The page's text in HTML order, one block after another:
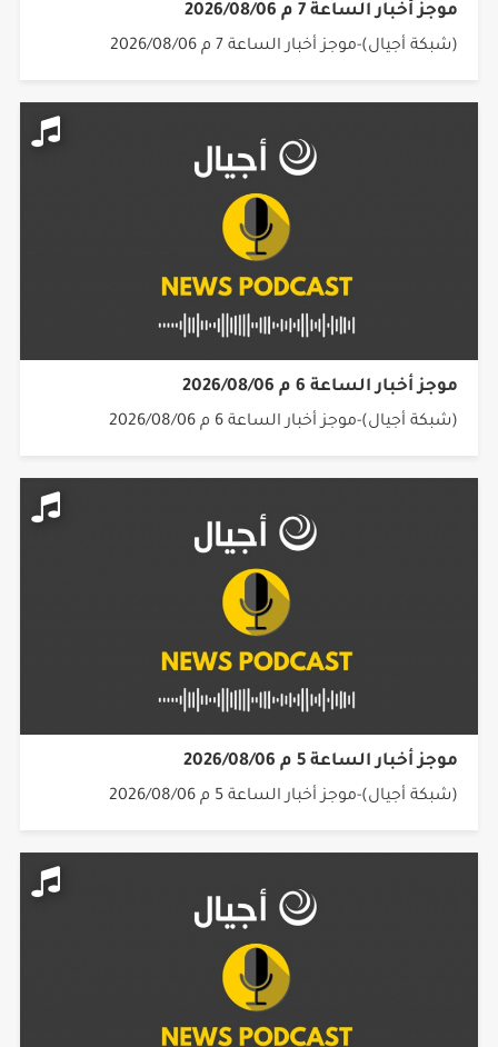
موجز أخبار الساعة 7 م 2026/08/06
(شبكة أجيال)-موجز أخبار الساعة 7 م 2026/08/06
موجز أخبار الساعة 6 م 2026/08/06
(شبكة أجيال)-موجز أخبار الساعة 6 م 2026/08/06
موجز أخبار الساعة 5 م 2026/08/06
(شبكة أجيال)-موجز أخبار الساعة 5 م 2026/08/06